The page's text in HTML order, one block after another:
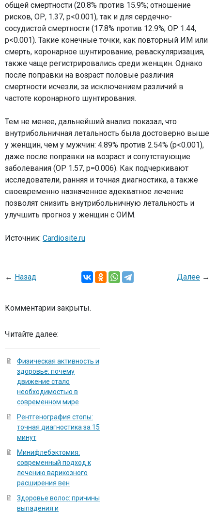
общей смертности (20.8% против 15.9%; отношение
рисков, ОР, 1.37, р<0.001), так и для сердечно-
сосудистой смертности (17.8% против 12.9%; ОР 1.44,
р<0.001). Такие конечные точки, как повторный ИМ или
смерть, коронарное шунтирование, реваскуляризация,
также чаще регистрировались среди женщин. Однако
после поправки на возраст половые различия
смертности исчезли, за исключением различий в
частоте коронарного шунтирования.
Тем не менее, дальнейший анализ показал, что
внутрибольничная летальность была достоверно выше
у женщин, чем у мужчин: 4.89% против 2.54% (р<0.001),
даже после поправки на возраст и сопутствующие
заболевания (ОР 1.57, р=0.006). Как подчеркивают
исследователи, ранняя и точная диагностика, а также
своевременно назначенное адекватное лечение
позволят снизить внутрибольничную летальность и
улучшить прогноз у женщин с ОИМ.
Источник: Cardiosite.ru
← Назад Далее →
Комментарии закрыты.
Читайте далее:
Физическая активность и
здоровье: почему
движение стало
необходимостью в
современном мире
Рентгенография стопы:
точная диагностика за 15
минут
Минифлебэктомия:
современный подход к
лечению варикозного
расширения вен
Здоровье волос: причины
выпадения и